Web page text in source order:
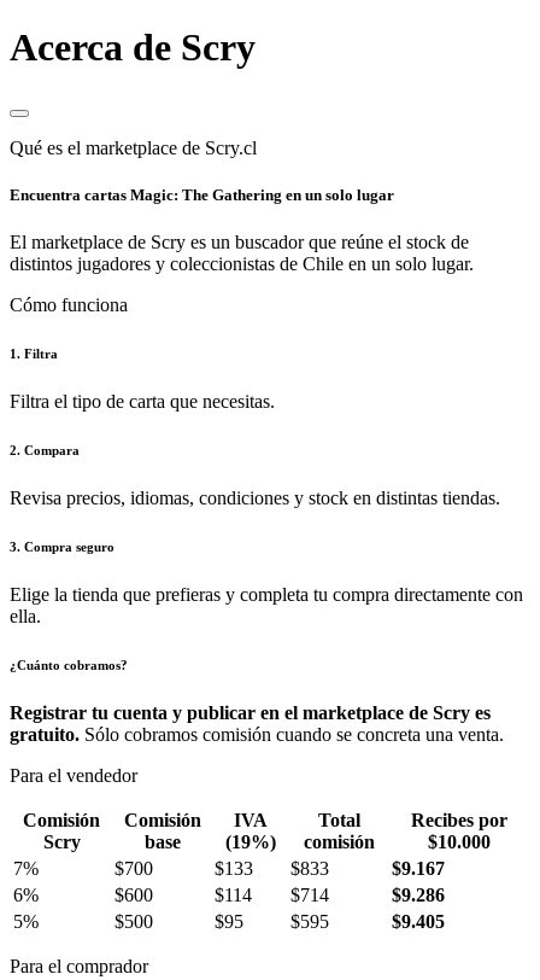
Acerca de Scry
Qué es el marketplace de Scry.cl
Encuentra cartas Magic: The Gathering en un solo lugar
El marketplace de Scry es un buscador que reúne el stock de
distintos jugadores y coleccionistas de Chile en un solo lugar.
Cómo funciona
1. Filtra
Filtra el tipo de carta que necesitas.
2. Compara
Revisa precios, idiomas, condiciones y stock en distintas tiendas.
3. Compra seguro
Elige la tienda que prefieras y completa tu compra directamente con
ella.
¿Cuánto cobramos?
Registrar tu cuenta y publicar en el marketplace de Scry es
gratuito. Sólo cobramos comisión cuando se concreta una venta.
Para el vendedor
Comisión
Scry
Comisión
base
IVA
(19%)
Total
comisión
Recibes por
$10.000
7%
$700 $133 $833
$9.167
6%
$600 $114 $714
$9.286
5%
$500 $95 $595 $9.405
Para el comprador